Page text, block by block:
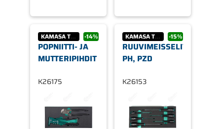
KAMASA TOOLS -14%
POPNIITTI- JA
MUTTERIPIHDIT
K26175
KAMASA TOOLS -15%
RUUVIMEISSELIT
PH, PZD
K26153